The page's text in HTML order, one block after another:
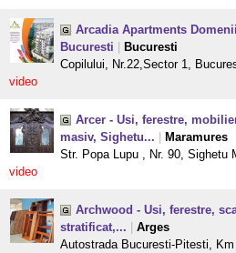
Arcadia Apartments
Bucuresti
Bucuresti
Copilului, Nr.22,Sector 1,
video
Arcer - Usi, ferestre,
masiv, Sighetu...
Maramures
Str. Popa Lupu , Nr. 90, Sighetu
video
Archwood - Usi, ferestre,
stratificat,...
Arges
Autostrada Bucuresti-Pitesti,